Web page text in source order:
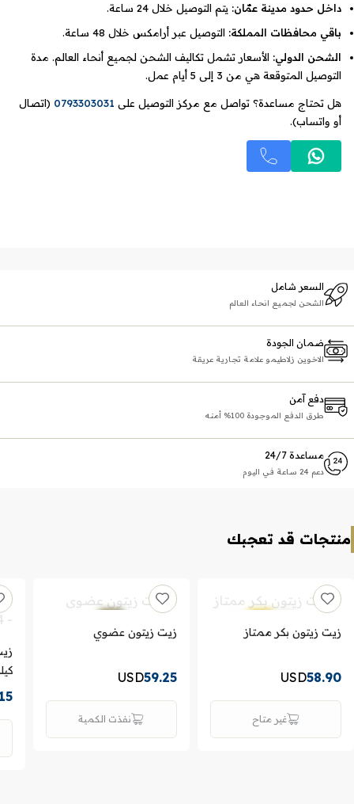
داخل حدود مدينة عمّان: يتم التوصيل خلال 24 ساعة.
باقي محافظات المملكة: التوصيل عبر أرامكس خلال 48 ساعة.
الشحن الدولي: الأسعار تشمل تكاليف الشحن لجميع أنحاء العالم. مدة
التوصيل المتوقعة هي من 3 إلى 5 أيام عمل.
هل تحتاج مساعدة؟ تواصل مع مركز التوصيل على 0793303031 (اتصال
أو واتساب).
السعر شامل
الشحن لجميع انحاء العالم
ضمان الجودة
الاخوين زلاطيمو علامة تجارية عريقة
دفع آمن
طرق الدفع الموجودة 100% أمنه
مساعدة 24/7
دعم 24 ساعة في اليوم
منتجات قد تعجبك
زيت زيتون بكر ممتاز
58.90
USD
غير متاح
زيت زيتون عضوي
59.25
USD
نفذت الكمية